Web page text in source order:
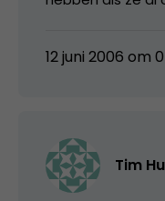
12 juni 2006 om
Tim